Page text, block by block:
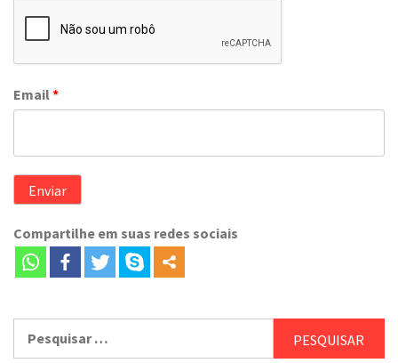
Email *
Compartilhe em suas redes sociais
por: